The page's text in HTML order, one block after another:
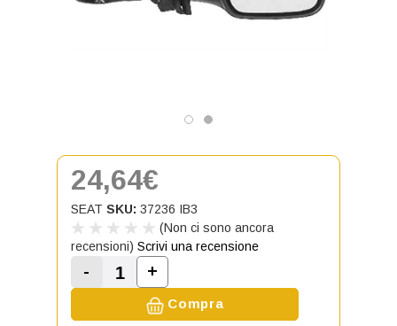
24,64€
SEAT SKU: 37236 IB3
(Non ci sono ancora
recensioni) Scrivi una recensione
Diminuisci la quantità di Specchietto
-
Aumenta la quantità di
+
Compra